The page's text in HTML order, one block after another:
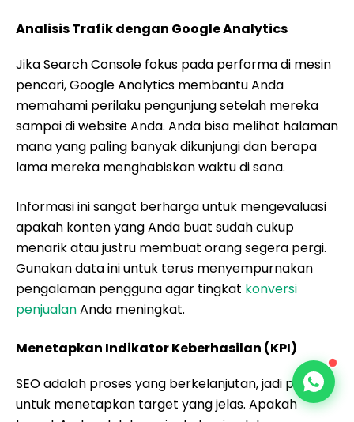
Analisis Trafik dengan Google Analytics
Jika Search Console fokus pada performa di mesin
pencari, Google Analytics membantu Anda
memahami perilaku pengunjung setelah mereka
sampai di website Anda. Anda bisa melihat halaman
mana yang paling banyak dikunjungi dan berapa
lama mereka menghabiskan waktu di sana.
Informasi ini sangat berharga untuk mengevaluasi
apakah konten yang Anda buat sudah cukup
menarik atau justru membuat orang segera pergi.
Gunakan data ini untuk terus menyempurnakan
pengalaman pengguna agar tingkat konversi
penjualanAnda meningkat.
Menetapkan Indikator Keberhasilan (KPI)
SEO adalah proses yang berkelanjutan, jadi penting
untuk menetapkan target yang jelas. Apakah